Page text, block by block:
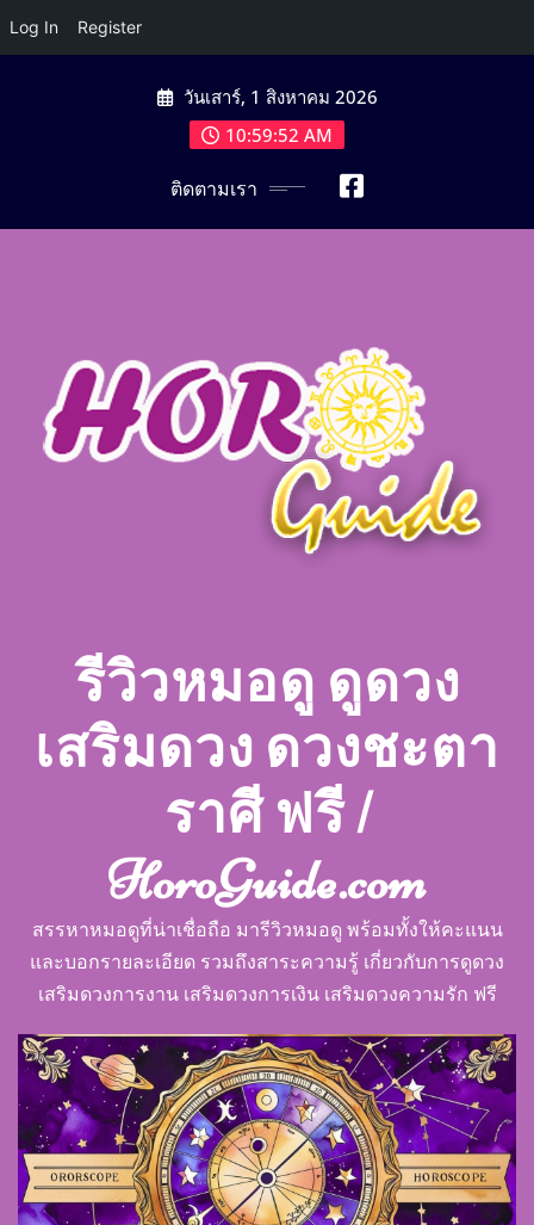
Log In Register
วันเสาร์, 1 สิงหาคม 2026
10:59:55 AM
ติดตามเรา
รีวิวหมอดู ดูดวง
เสริมดวง ดวงชะตา
ราศี ฟรี |
HoroGuide.com
สรรหาหมอดูที่น่าเชื่อถือ มารีวิวหมอดู พร้อมทั้งให้คะแนน
และบอกรายละเอียด รวมถึงสาระความรู้ เกี่ยวกับการดูดวง
เสริมดวงการงาน เสริมดวงการเงิน เสริมดวงความรัก ฟรี